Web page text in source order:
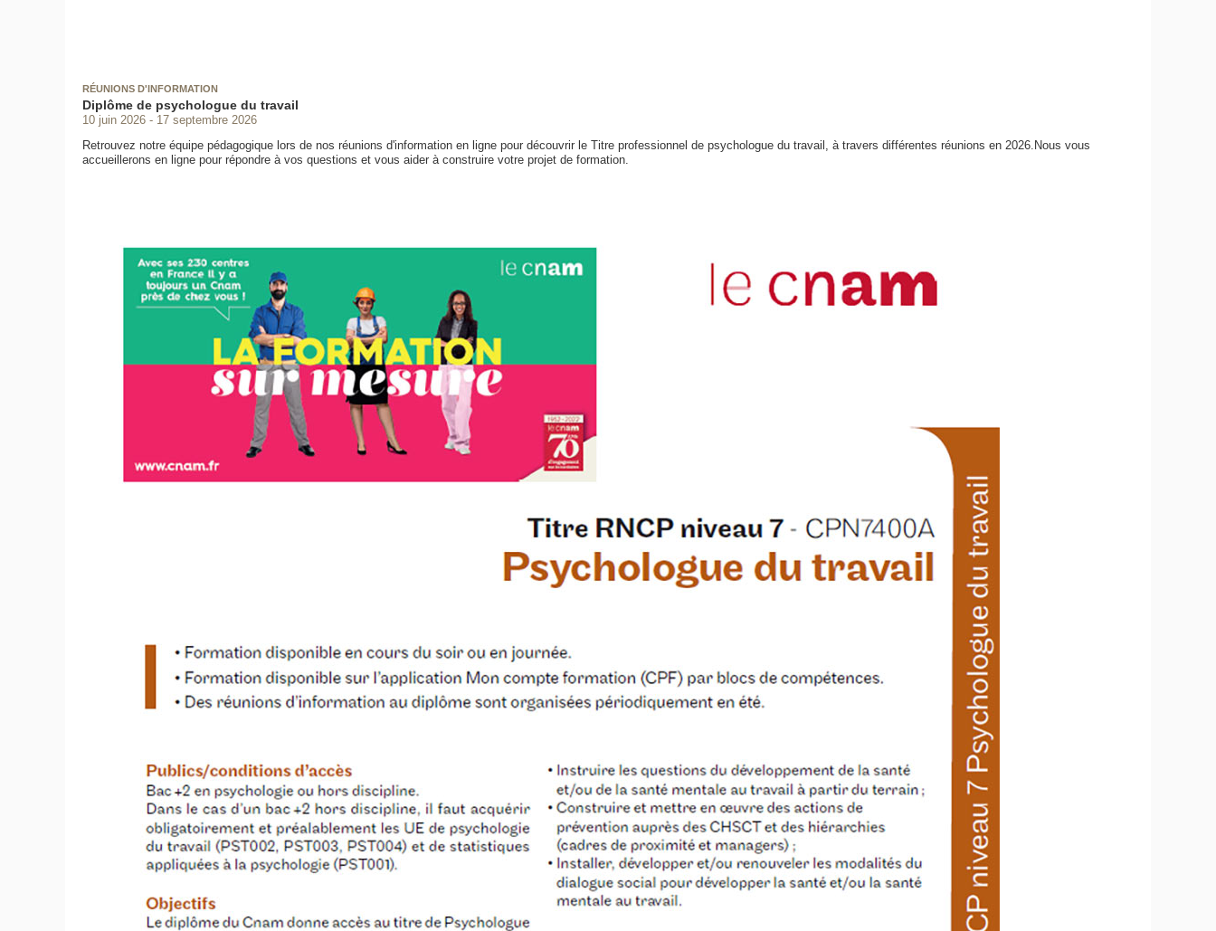
RÉUNIONS D'INFORMATION
Diplôme de psychologue du travail
10 juin 2026
17 septembre 2026
Retrouvez notre équipe pédagogique lors de nos réunions d'information en ligne pour découvrir le Titre professionnel de psychologue du travail, à travers différentes réunions en 2026.Nous vous
accueillerons en ligne pour répondre à vos questions et vous aider à construire votre projet de formation.